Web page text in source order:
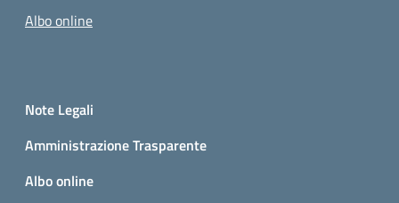
Albo online
Small prints
Note Legali
Amministrazione Trasparente
Albo online